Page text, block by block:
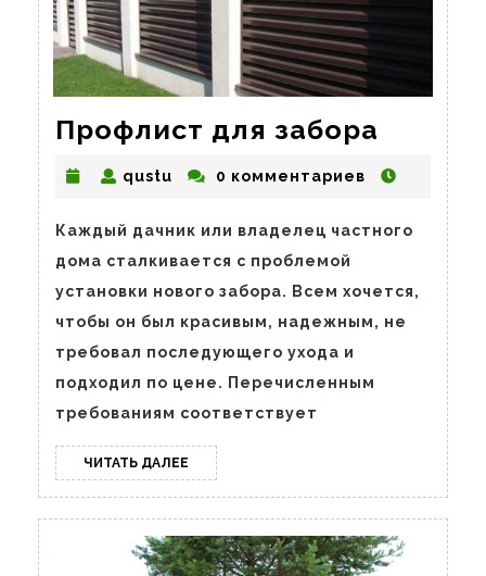
Профлист для забора
для
забора
qustu qustu0 комментариев
Каждый дачник или владелец частного
дома сталкивается с проблемой
установки нового забора. Всем хочется,
чтобы он был красивым, надежным, не
требовал последующего ухода и
подходил по цене. Перечисленным
требованиям соответствует
ЧИТАТЬ ДАЛЕЕ ЧИТАТЬ
ДАЛЕЕ